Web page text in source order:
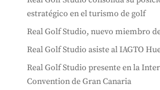
estratégico en el turismo de golf
Real Golf Studio, nuevo miembro
Real Golf Studio asiste al IAGTO
Real Golf Studio presente en la
Convention de Gran Canaria